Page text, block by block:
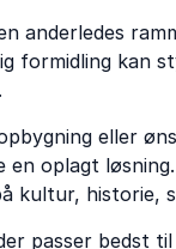
anderledes
formidling kan
eller
oplagt
kultur, historie,
passer bedst til